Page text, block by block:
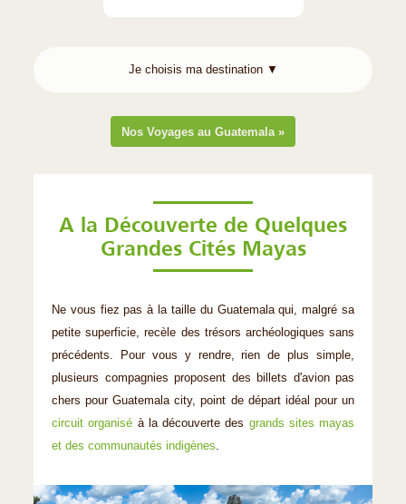
Nos Voyages au Guatemala »
A la Découverte de Quelques
Grandes Cités Mayas
Ne vous fiez pas à la taille du Guatemala qui, malgré sa
petite superficie, recèle des trésors archéologiques sans
précédents. Pour vous y rendre, rien de plus simple,
plusieurs compagnies proposent des billets d'avion pas
chers pour Guatemala city, point de départ idéal pour un
circuit organisé à la découverte des grands sites mayas
et des communautés indigènes.